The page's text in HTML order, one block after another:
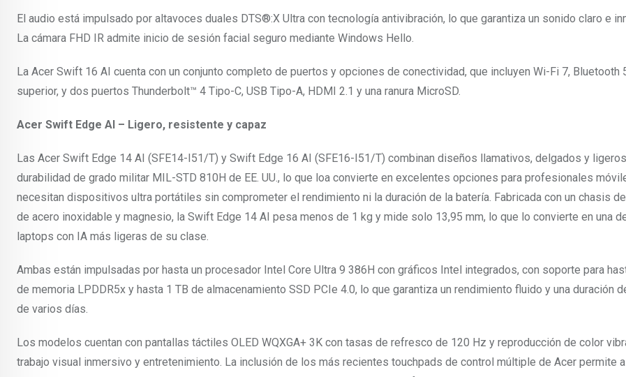
El audio está impulsado por altavoces duales DTS®:X Ultra con tecnología antivibración, lo que garantiza un sonido claro e
La cámara FHD IR admite inicio de sesión facial seguro mediante Windows Hello.
La Acer Swift 16 AI cuenta con un conjunto completo de puertos y opciones de conectividad, que incluyen Wi-Fi 7, Bluetooth
superior, y dos puertos Thunderbolt™ 4 Tipo-C, USB Tipo-A, HDMI 2.1 y una ranura MicroSD.
Acer Swift Edge AI – Ligero, resistente y capaz
Las Acer Swift Edge 14 AI (SFE14-I51/T) y Swift Edge 16 AI (SFE16-I51/T) combinan diseños llamativos, delgados y
durabilidad de grado militar MIL-STD 810H de EE. UU., lo que loa convierte en excelentes opciones para profesionales
necesitan dispositivos ultra portátiles sin comprometer el rendimiento ni la duración de la batería. Fabricada con un chasis
de acero inoxidable y magnesio, la Swift Edge 14 AI pesa menos de 1 kg y mide solo 13,95 mm, lo que lo convierte en una
laptops con IA más ligeras de su clase.
Ambas están impulsadas por hasta un procesador Intel Core Ultra 9 386H con gráficos Intel integrados, con soporte para
de memoria LPDDR5x y hasta 1 TB de almacenamiento SSD PCIe 4.0, lo que garantiza un rendimiento fluido y una duración
de varios días.
Los modelos cuentan con pantallas táctiles OLED WQXGA+ 3K con tasas de refresco de 120 Hz y reproducción de color
trabajo visual inmersivo y entretenimiento. La inclusión de los más recientes touchpads de control múltiple de Acer permite